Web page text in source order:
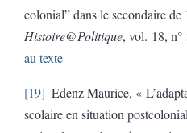
colonial” dans le secondaire
Histoire@Politique, vol. 18,
au texte
19
Edenz Maurice, «
scolaire en situation